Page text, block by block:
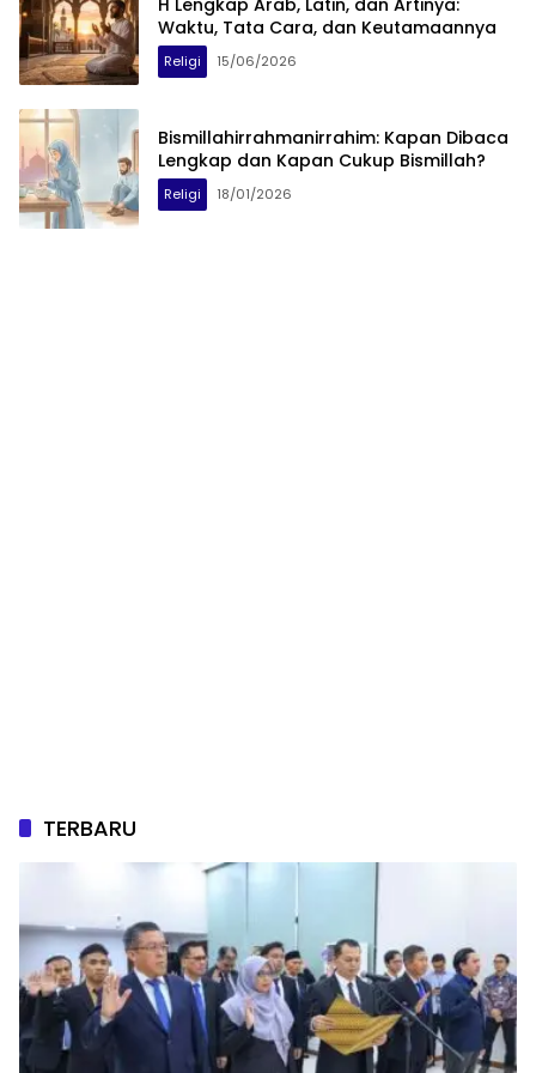
H Lengkap Arab, Latin, dan Artinya:
Waktu, Tata Cara, dan Keutamaannya
Religi 15/06/2026
Bismillahirrahmanirrahim: Kapan Dibaca
Lengkap dan Kapan Cukup Bismillah?
Religi 18/01/2026
TERBARU